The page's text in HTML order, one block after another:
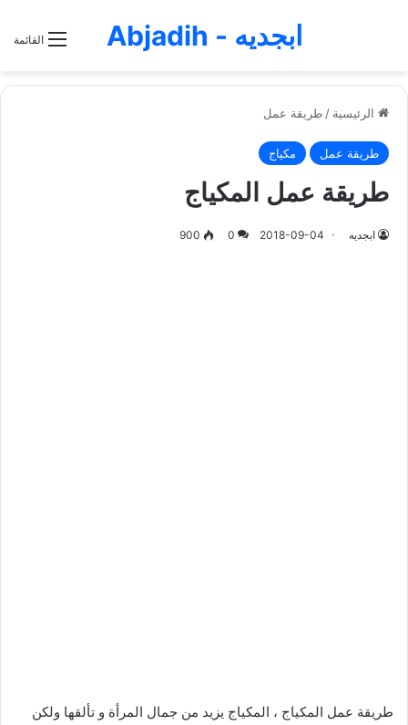
القائمة ابجديه - Abjadih
الرئيسية / طريقة عمل
طريقة عمل مكياج
طريقة عمل المكياج
ابجديه 2018-09-04
0
900
طريقة عمل المكياج ، المكياج يزيد من جمال المرأة و تألقها ولكن